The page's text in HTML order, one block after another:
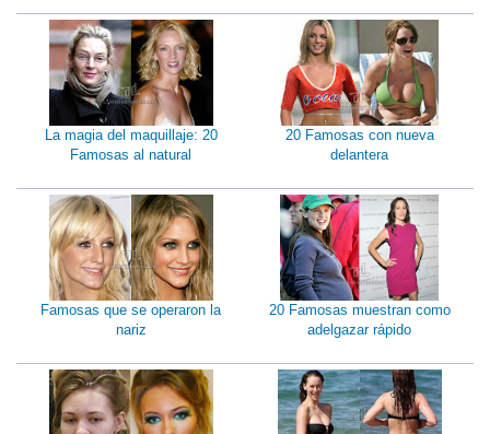
La magia del maquillaje: 20
Famosas al natural
20 Famosas con nueva
delantera
Famosas que se operaron la
nariz
20 Famosas muestran como
adelgazar rápido